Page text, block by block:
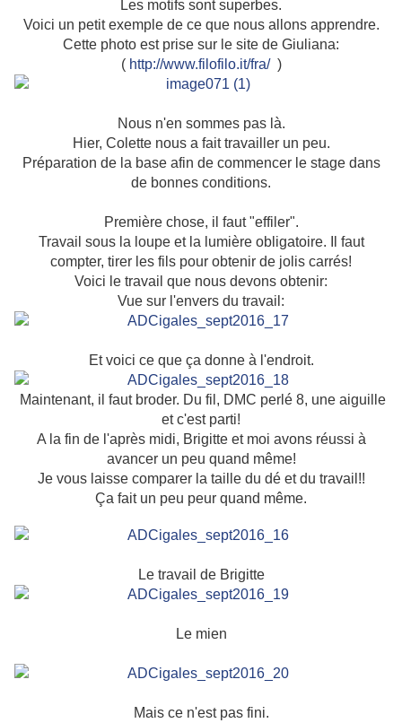
Les motifs sont superbes.
Voici un petit exemple de ce que nous allons apprendre.
Cette photo est prise sur le site de Giuliana:
( http://www.filofilo.it/fra/ )
Nous n'en sommes pas là.
Hier, Colette nous a fait travailler un peu.
Préparation de la base afin de commencer le stage dans
de bonnes conditions.
Première chose, il faut "effiler".
Travail sous la loupe et la lumière obligatoire. Il faut
compter, tirer les fils pour obtenir de jolis carrés!
Voici le travail que nous devons obtenir:
Vue sur l'envers du travail:
Et voici ce que ça donne à l'endroit.
Maintenant, il faut broder. Du fil, DMC perlé 8, une aiguille
et c'est parti!
A la fin de l'après midi, Brigitte et moi avons réussi à
avancer un peu quand même!
Je vous laisse comparer la taille du dé et du travail!!
Ça fait un peu peur quand même.
Le travail de Brigitte
Le mien
Mais ce n'est pas fini.